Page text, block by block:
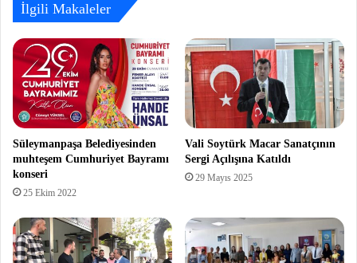
İlgili Makaleler
Süleymanpaşa Belediyesinden
muhteşem Cumhuriyet Bayramı
konseri
25 Ekim 2022
Vali Soytürk Macar Sanatçının
Sergi Açılışına Katıldı
29 Mayıs 2025